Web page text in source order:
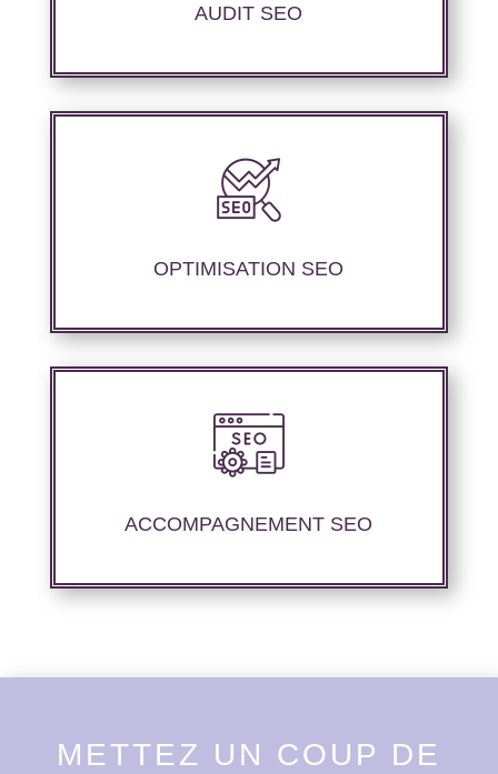
AUDIT SEO
OPTIMISATION SEO
Optimisation au niveau technique du site
internet, mise au point des contenus
performances du référencement.
ACCOMPAGNEMENT SEO
Suivi et rapport de positionnement détaillé
vous permettant d’évaluer la stratégie
METTEZ UN COUP DE